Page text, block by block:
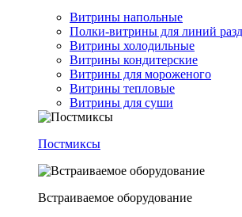
Витрины напольные
Полки-витрины для линий
Витрины холодильные
Витрины кондитерские
Витрины для мороженого
Витрины тепловые
Витрины для суши
Постмиксы
Встраиваемое оборудование